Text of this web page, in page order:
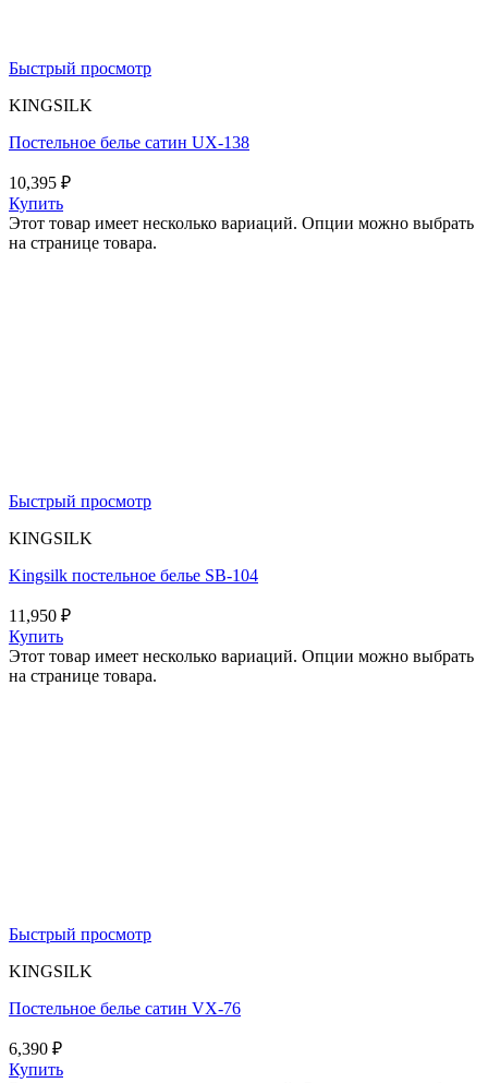
Быстрый просмотр
KINGSILK
Постельное белье сатин UX-138
10,395 ₽
Купить
Этот товар имеет несколько вариаций. Опции можно выбрать
на странице товара.
Быстрый просмотр
KINGSILK
Kingsilk постельное белье SB-104
11,950 ₽
Купить
Этот товар имеет несколько вариаций. Опции можно выбрать
на странице товара.
Быстрый просмотр
KINGSILK
Постельное белье сатин VX-76
6,390 ₽
Купить